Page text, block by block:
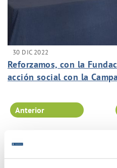
30 DIC 2022
Reforzamos, con la
acción social con la
Anterior